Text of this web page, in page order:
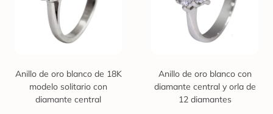
Anillo de oro blanco de 18K
modelo solitario con
diamante central
Anillo de oro blanco con
diamante central y orla de
12 diamantes